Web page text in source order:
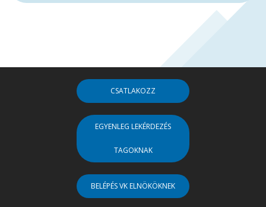
CSATLAKOZZ
EGYENLEG LEKÉRDEZÉS
TAGOKNAK
BELÉPÉS VK ELNÖKÖKNEK